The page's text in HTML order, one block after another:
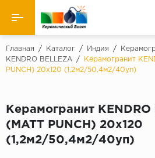
Назад
Производители
Керамогранит
Главная / Каталог / Индия /
KENDRO BELLEZA
/
Керамогранит
PUNCH) 20х120 (1,2м2/50,4м2/40уп)
Керамогранит KENDRO
(MATT PUNCH) 20х120
(1,2м2/50,4м2/40уп)